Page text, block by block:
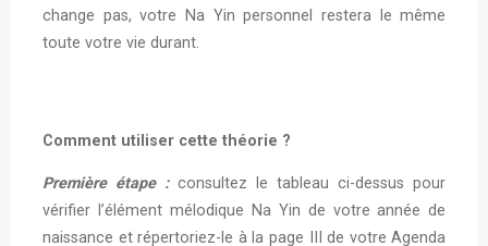
change pas, votre Na Yin personnel restera le même
toute votre vie durant.
Comment utiliser cette théorie ?
Première étape :consultez le tableau ci-dessus pour
vérifier l’élément mélodique Na Yin de votre année de
naissance et répertoriez-le à la page III de votre Agenda